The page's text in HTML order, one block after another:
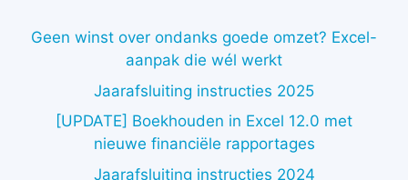
Geen winst over ondanks goede omzet? Excel-
aanpak die wél werkt
Jaarafsluiting instructies 2025
[UPDATE] Boekhouden in Excel 12.0 met
nieuwe financiële rapportages
Jaarafsluiting instructies 2024